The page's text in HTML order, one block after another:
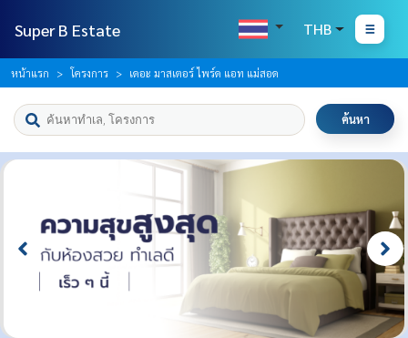
Super B Estate THB
หน้าแรก โครงการ เดอะ มาสเตอร์ ไพร์ด แอท แม่สอด
ค้นหา